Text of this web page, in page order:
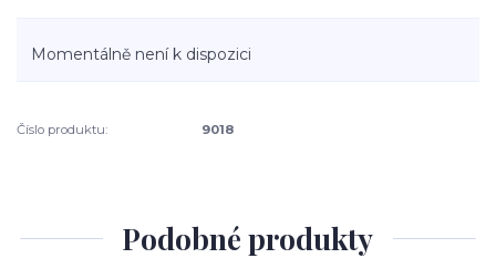
Momentálně není k dispozici
Číslo produktu: 9018
Podobné produkty